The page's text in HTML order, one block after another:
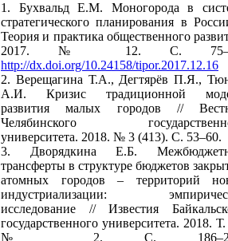
1. Бухвальд Е.М. Моногорода в
стратегического планирования в
Теория и практика общественного
2017. № 12. С.
http://dx.doi.org/10.24158/tipor.2017.12.16
2. Верещагина Т.А., Дегтярёв П.Я.,
А.И. Кризис традиционной
развития малых городов //
Челябинского
университета. 2018. № 3 (413). С. 53–60.
3. Дворядкина Е.Б.
трансферты в структуре бюджетов
атомных городов – территорий
индустриализации:
исследование // Известия
государственного университета. 2018.
№ 2. С.